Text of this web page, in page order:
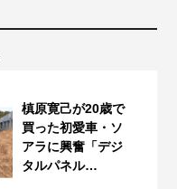
槙原寛己が20歳で
買った初愛車・ソ
アラに興奮「デジ
タルパネル…